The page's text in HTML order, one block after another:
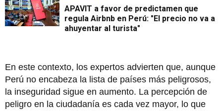
APAVIT a favor de predictamen que
regula Airbnb en Perú: "El precio no va a
ahuyentar al turista"
En este contexto, los expertos advierten que, aunque
Perú no encabeza la lista de países más peligrosos,
la inseguridad sigue en aumento. La percepción de
peligro en la ciudadanía es cada vez mayor, lo que